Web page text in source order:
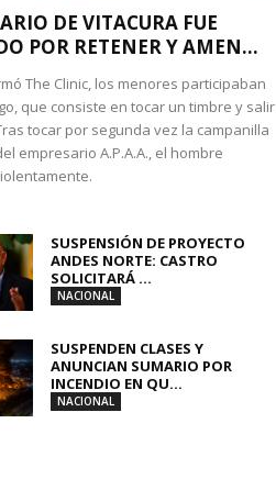
DE VITACURA FUE
POR RETENER Y AMEN...
The Clinic, los menores participaban
que consiste en tocar un timbre y salir
tocar por segunda vez la campanilla
empresario A.P.A.A., el hombre
SUSPENSIÓN DE PROYECTO
ANDES NORTE: CASTRO
SOLICITARÁ ...
NACIONAL
SUSPENDEN CLASES Y
ANUNCIAN SUMARIO POR
INCENDIO EN QU...
NACIONAL